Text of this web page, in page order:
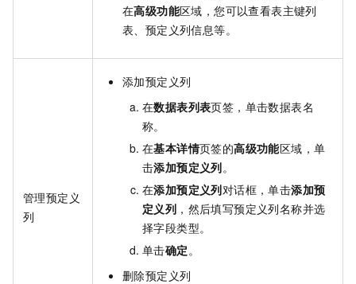
在高级功能区域，您可以查看表主键列
表、预定义列信息等。
管理预定义
列
添加预定义列
在数据表列表页签，单击数据表名
称。
在基本详情页签的高级功能区域，单
击添加预定义列。
在添加预定义列对话框，单击添加预
定义列 ，然后填写预定义列名称并选
择字段类型。
单击确定 。
删除预定义列